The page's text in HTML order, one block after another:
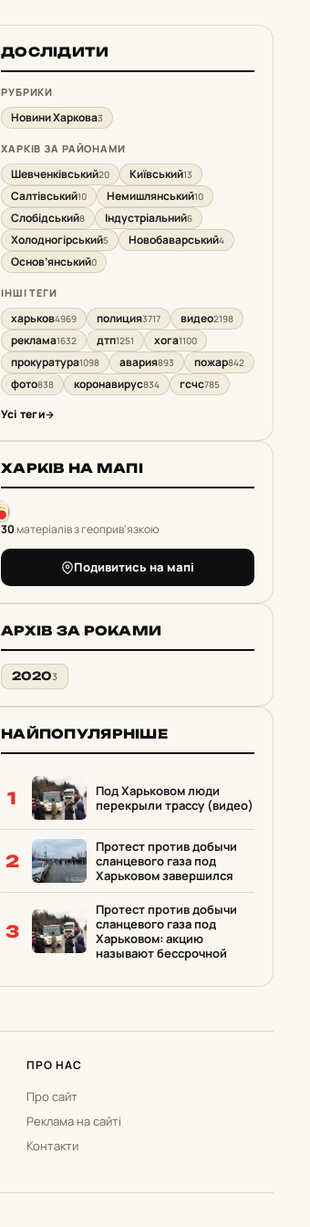
ДОСЛІДИТИ
РУБРИКИ
Новини Харкова3
ХАРКІВ ЗА РАЙОНАМИ
Шевченківський20 Київський13
Салтівський10 Немишлянський10
Слобідський8 Індустріальний6
Холодногірський5 Новобаварський4
Основ’янський0
ІНШІ ТЕГИ
харьков4969 полиция3717 видео2198
реклама1632 дтп1251 хога1100
прокуратура1098 авария893 пожар842
фото838 коронавирус834 гсчс785
Усі теги
ХАРКІВ НА МАПІ
30матеріалів з геоприв'язкою
Подивитись на мапі
АРХІВ ЗА РОКАМИ
20203
НАЙПОПУЛЯРНІШЕ
1
Под Харьковом люди
перекрыли трассу (видео)
2
Протест против добычи
сланцевого газа под
Харьковом завершился
3
Протест против добычи
сланцевого газа под
Харьковом: акцию
называют бессрочной
ПРО НАС
Про сайт
Реклама на сайті
Контакти